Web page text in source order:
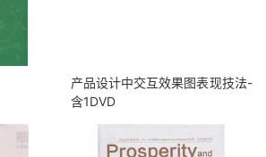
产品设计中交互效果图表现技法-
含1DVD